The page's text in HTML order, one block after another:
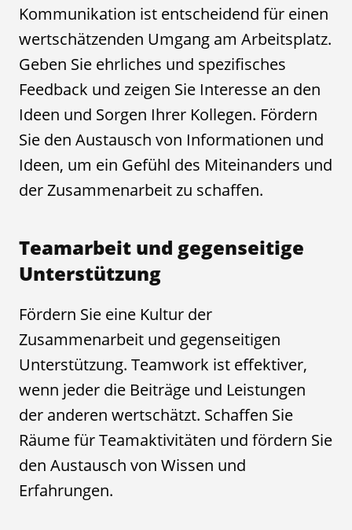
Kommunikation ist entscheidend für einen
wertschätzenden Umgang am Arbeitsplatz.
Geben Sie ehrliches und spezifisches
Feedback und zeigen Sie Interesse an den
Ideen und Sorgen Ihrer Kollegen. Fördern
Sie den Austausch von Informationen und
Ideen, um ein Gefühl des Miteinanders und
der Zusammenarbeit zu schaffen.
Teamarbeit und gegenseitige
Unterstützung
Fördern Sie eine Kultur der
Zusammenarbeit und gegenseitigen
Unterstützung. Teamwork ist effektiver,
wenn jeder die Beiträge und Leistungen
der anderen wertschätzt. Schaffen Sie
Räume für Teamaktivitäten und fördern Sie
den Austausch von Wissen und
Erfahrungen.